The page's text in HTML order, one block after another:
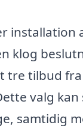
installation
klog
tre tilbud
valg kan
samtidig